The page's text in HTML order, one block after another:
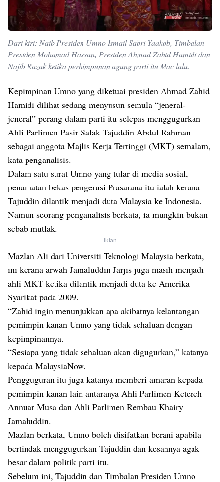
Dari kiri: Naib Presiden Umno Ismail Sabri Yaakob, Timbalan
Presiden Mohamad Hassan, Presiden Ahmad Zahid Hamidi dan
Najib Razak ketika perhimpunan agung parti itu Mac lalu.
Kepimpinan Umno yang diketuai presiden Ahmad Zahid
Hamidi dilihat sedang menyusun semula “jeneral-
jeneral” perang dalam parti itu selepas menggugurkan
Ahli Parlimen Pasir Salak Tajuddin Abdul Rahman
sebagai anggota Majlis Kerja Tertinggi (MKT) semalam,
kata penganalisis.
Dalam satu surat Umno yang tular di media sosial,
penamatan bekas pengerusi Prasarana itu ialah kerana
Tajuddin dilantik menjadi duta Malaysia ke Indonesia.
Namun seorang penganalisis berkata, ia mungkin bukan
sebab mutlak.
- Iklan -
Mazlan Ali dari Universiti Teknologi Malaysia berkata,
ini kerana arwah Jamaluddin Jarjis juga masih menjadi
ahli MKT ketika dilantik menjadi duta ke Amerika
Syarikat pada 2009.
“Zahid ingin menunjukkan apa akibatnya kelantangan
pemimpin kanan Umno yang tidak sehaluan dengan
kepimpinannya.
“Sesiapa yang tidak sehaluan akan digugurkan,” katanya
kepada MalaysiaNow.
Pengguguran itu juga katanya memberi amaran kepada
pemimpin kanan lain antaranya Ahli Parlimen Ketereh
Annuar Musa dan Ahli Parlimen Rembau Khairy
Jamaluddin.
Mazlan berkata, Umno boleh disifatkan berani apabila
bertindak menggugurkan Tajuddin dan kesannya agak
besar dalam politik parti itu.
Sebelum ini, Tajuddin dan Timbalan Presiden Umno